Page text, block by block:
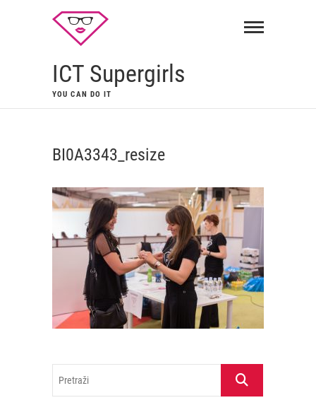
ICT Supergirls
YOU CAN DO IT
BI0A3343_resize
Pretraži